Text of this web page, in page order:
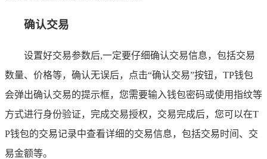
确认交易
设置好交易参数后,一定要仔细确认交易信息，包括交易
数量、价格等，确认无误后，点击“确认交易”按钮，TP钱包
会弹出确认交易的提示框，您需要输入钱包密码或使用指纹等
方式进行身份验证，完成交易授权，交易完成后，您可以在T
P钱包的交易记录中查看详细的交易信息，包括交易时间、交
易金额等。